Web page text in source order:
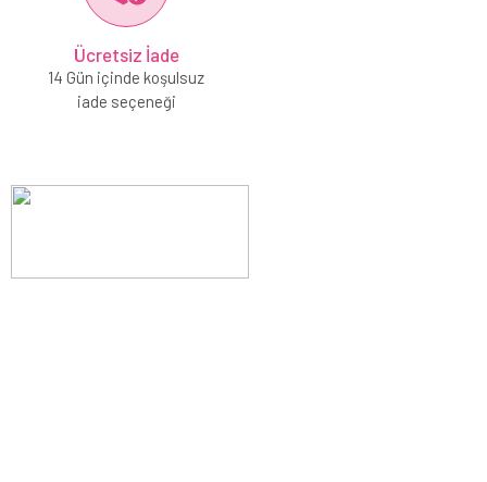
Ücretsiz İade
14 Gün içinde koşulsuz
iade seçeneği